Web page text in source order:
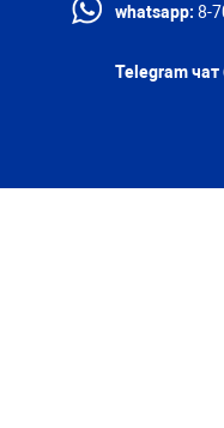
whatsapp: 8-
Telegram чат